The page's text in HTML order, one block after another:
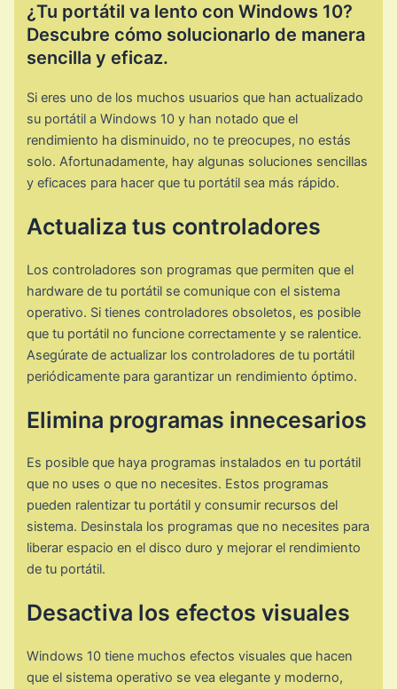
¿Tu portátil va lento con Windows 10?
Descubre cómo solucionarlo de manera
sencilla y eficaz.
Si eres uno de los muchos usuarios que han actualizado
su portátil a Windows 10 y han notado que el
rendimiento ha disminuido, no te preocupes, no estás
solo. Afortunadamente, hay algunas soluciones sencillas
y eficaces para hacer que tu portátil sea más rápido.
Actualiza tus controladores
Los controladores son programas que permiten que el
hardware de tu portátil se comunique con el sistema
operativo. Si tienes controladores obsoletos, es posible
que tu portátil no funcione correctamente y se ralentice.
Asegúrate de actualizar los controladores de tu portátil
periódicamente para garantizar un rendimiento óptimo.
Elimina programas innecesarios
Es posible que haya programas instalados en tu portátil
que no uses o que no necesites. Estos programas
pueden ralentizar tu portátil y consumir recursos del
sistema. Desinstala los programas que no necesites para
liberar espacio en el disco duro y mejorar el rendimiento
de tu portátil.
Desactiva los efectos visuales
Windows 10 tiene muchos efectos visuales que hacen
que el sistema operativo se vea elegante y moderno,